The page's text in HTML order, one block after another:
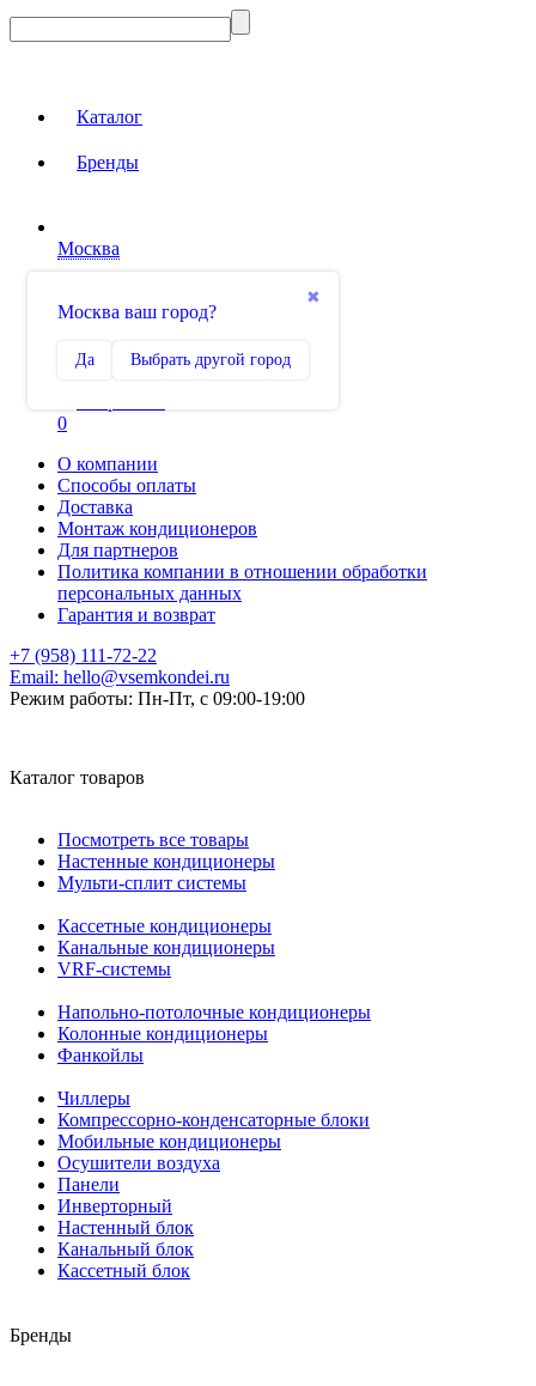
Каталог
Бренды
Москва
✖
Москва ваш город?
Да Выбрать другой город
Сравнение
0
О компании
Способы оплаты
Доставка
Монтаж кондиционеров
Для партнеров
Политика компании в отношении обработки
персональных данных
Гарантия и возврат
+7 (958) 111-72-22
Email: hello@vsemkondei.ru
Режим работы: Пн-Пт, с 09:00-19:00
Каталог товаров
Посмотреть все товары
Настенные кондиционеры
Мульти-сплит системы
Кассетные кондиционеры
Канальные кондиционеры
VRF-системы
Напольно-потолочные кондиционеры
Колонные кондиционеры
Фанкойлы
Чиллеры
Компрессорно-конденсаторные блоки
Мобильные кондиционеры
Осушители воздуха
Панели
Инверторный
Настенный блок
Канальный блок
Кассетный блок
Бренды